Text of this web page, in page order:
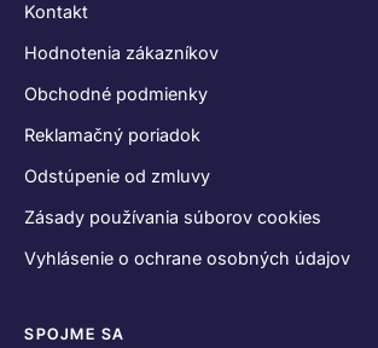
Kontakt
Hodnotenia zákazníkov
Obchodné podmienky
Reklamačný poriadok
Odstúpenie od zmluvy
Zásady používania súborov cookies
Vyhlásenie o ochrane osobných údajov
SPOJME SA